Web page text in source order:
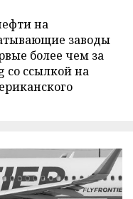
на
заводы
более чем за
со ссылкой на